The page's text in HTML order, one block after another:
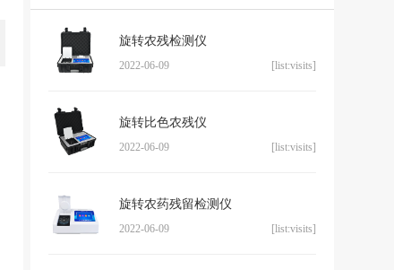
旋转农残检测仪
2022-06-09 [list:visits]
旋转比色农残仪
2022-06-09 [list:visits]
旋转农药残留检测仪
2022-06-09 [list:visits]